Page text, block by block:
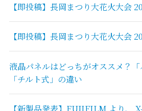
【即投稿】長岡まつり大花火大会
【即投稿】長岡まつり大花火大会
液晶パネルはどっちがオススメ？
「チルト式」の違い
【新製品発表】FUJIFILM より、